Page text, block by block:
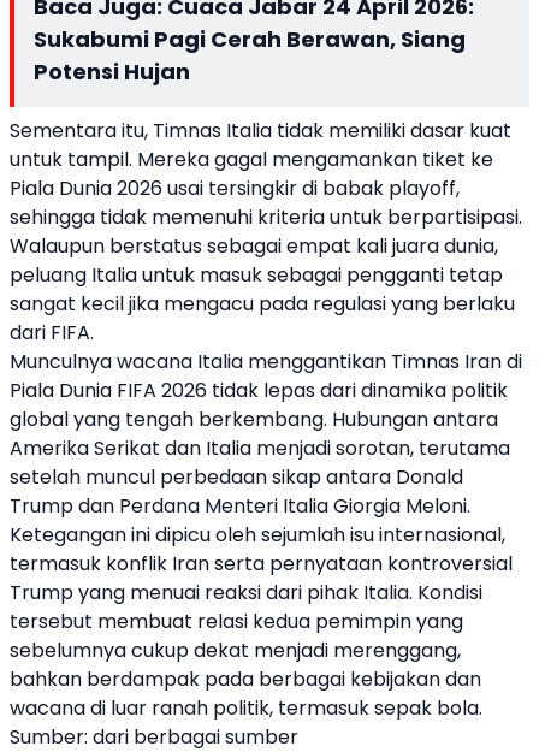
Baca Juga: Cuaca Jabar 24 April 2026:
Sukabumi Pagi Cerah Berawan, Siang
Potensi Hujan
Sementara itu, Timnas Italia tidak memiliki dasar kuat
untuk tampil. Mereka gagal mengamankan tiket ke
Piala Dunia 2026 usai tersingkir di babak playoff,
sehingga tidak memenuhi kriteria untuk berpartisipasi.
Walaupun berstatus sebagai empat kali juara dunia,
peluang Italia untuk masuk sebagai pengganti tetap
sangat kecil jika mengacu pada regulasi yang berlaku
dari FIFA.
Munculnya wacana Italia menggantikan Timnas Iran di
Piala Dunia FIFA 2026 tidak lepas dari dinamika politik
global yang tengah berkembang. Hubungan antara
Amerika Serikat dan Italia menjadi sorotan, terutama
setelah muncul perbedaan sikap antara Donald
Trump dan Perdana Menteri Italia Giorgia Meloni.
Ketegangan ini dipicu oleh sejumlah isu internasional,
termasuk konflik Iran serta pernyataan kontroversial
Trump yang menuai reaksi dari pihak Italia. Kondisi
tersebut membuat relasi kedua pemimpin yang
sebelumnya cukup dekat menjadi merenggang,
bahkan berdampak pada berbagai kebijakan dan
wacana di luar ranah politik, termasuk sepak bola.
Sumber: dari berbagai sumber